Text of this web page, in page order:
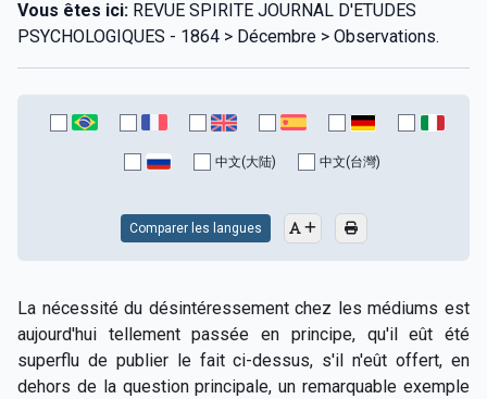
Vous êtes ici: REVUE SPIRITE JOURNAL D'ETUDES
PSYCHOLOGIQUES - 1864 > Décembre > Observations.
中文(大陆) 中文(台灣)
Comparer les langues
La nécessité du désintéressement chez les médiums est
aujourd'hui tellement passée en principe, qu'il eût été
superflu de publier le fait ci-dessus, s'il n'eût offert, en
dehors de la question principale, un remarquable exemple